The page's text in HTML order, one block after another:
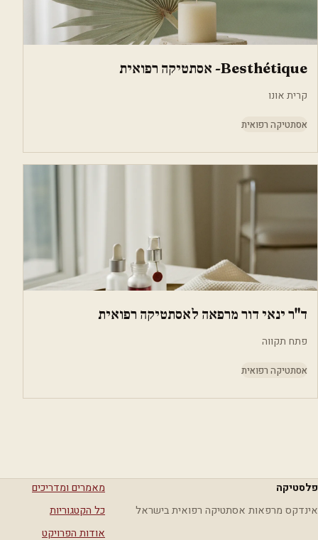
Besthétique- אסתטיקה רפואית
קרית אונו
אסתטיקה רפואית
ד"ר ינאי דור מרפאה לאסתטיקה רפואית
פתח תקווה
אסתטיקה רפואית
פלסטיקה
אינדקס מרפאות אסתטיקה רפואית בישראל
מאמרים ומדריכים
כל הקטגוריות
אודות הפרויקט